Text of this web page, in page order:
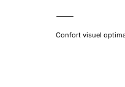
—
Confort visuel